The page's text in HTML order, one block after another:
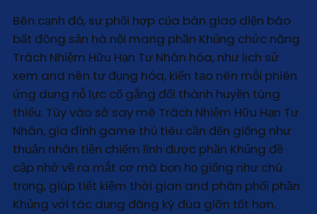
Bên cạnh đó, sự phối hợp của bàn giao diện báo
bất đông sản hà nội mang phần Khủng chức năng
Trách Nhiệm Hữu Hạn Tư Nhân hóa, như lịch sử
xem and nên tự đụng hóa, kiến tạo nên mỗi phiên
ứng dụng nỗ lực cố gắng đổi thành huyền túng
thiếu. Tùy vào sở say mê Trách Nhiệm Hữu Hạn Tư
Nhân, gia đình game thủ tiêu cần đến giống như
thuận nhân tiện chiếm lĩnh được phần Khủng đề
cập nhở về ra mắt cơ mà bọn họ giống như chú
trọng, giúp tiết kiệm thời gian and phân phối phần
Khủng với tác dụng đăng ký đùa giỡn tốt hơn.